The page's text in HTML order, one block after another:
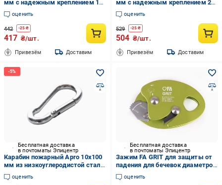
мм с надежным креплением 10
шт. Белый цинк (34965137)
оценить
442 -25 ₴
417 ₴/шт.
Привезём Доставим
мм с надежным креплением 20
шт. Белый цинк (34965370)
оценить
529 -25 ₴
504 ₴/шт.
Привезём Доставим
Бесплатная доставка
в почтоматы Эпицентр
Карабин пожарный Apro 10х100
мм из низкоуглеродистой стали
5299С 5 шт. Белый цинк
(34965373)
оценить
Бесплатная доставка
в почтоматы Эпицентр
Зажим FA GRIT для защиты от
падения для бечевок диаметром
10-11 мм Олива (FA 9009)
оценить